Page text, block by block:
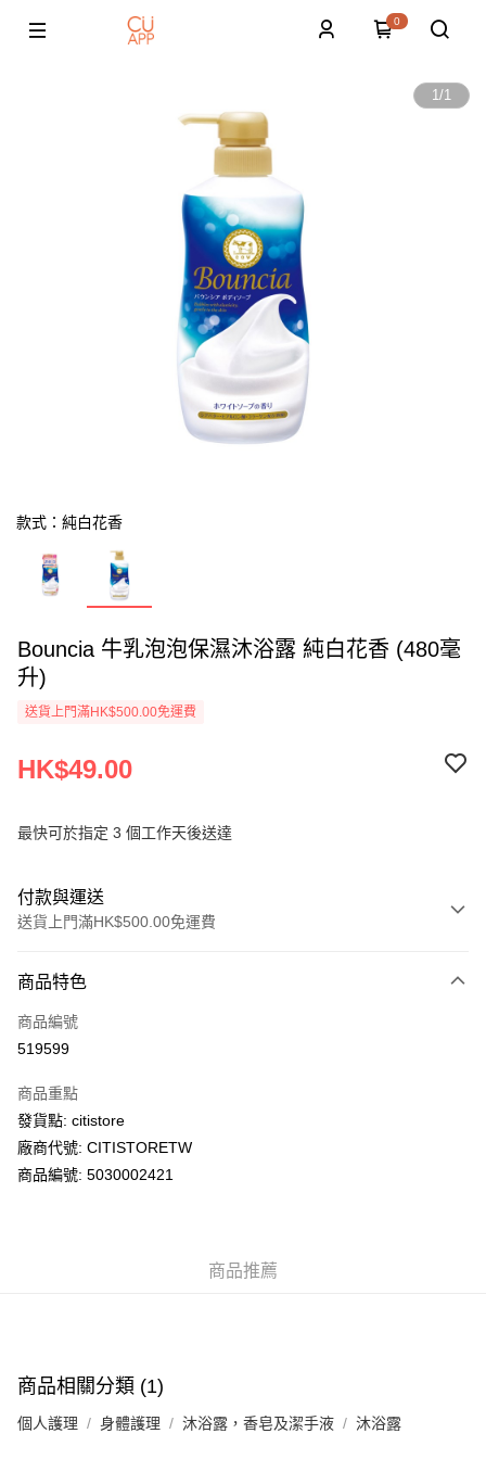
0
1/1
款式：純白花香
Bouncia 牛乳泡泡保濕沐浴露 純白花香 (480毫
升)
送貨上門滿HK$500.00免運費
HK$49.00
最快可於指定 3 個工作天後送達
付款與運送
送貨上門滿HK$500.00免運費
信用卡
AlipayHK
WeChat Pay
送貨方式
每筆HK$50.00，滿HK$200.00或以上免運費
UNY 門市自取
商品特色
商品編號
519599
商品重點
發貨點: citistore
廠商代號: CITISTORETW
商品編號: 5030002421
商品推薦
商品相關分類 (1)
個人護理 身體護理 沐浴露，香皂及潔手液 沐浴露